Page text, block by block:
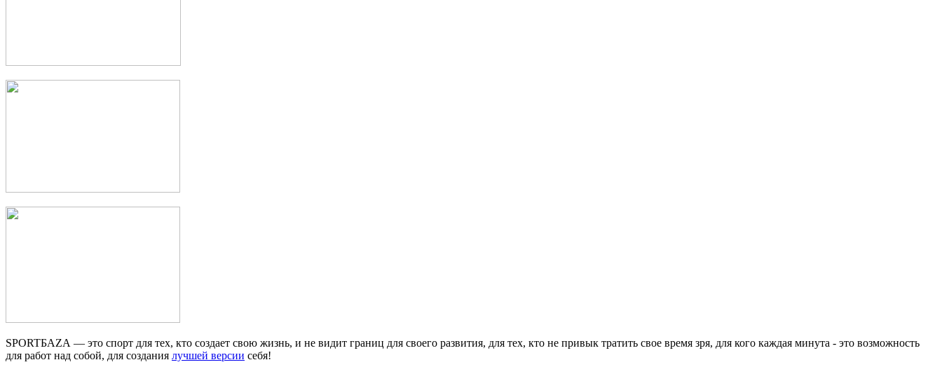
SPORTБАZА — это спорт для тех, кто создает свою жизнь, и не видит границ для своего развития, для тех, кто не привык тратить свое время зря, для кого каждая минута - это возможность
для работ над собой, для создания лучшей версии себя!